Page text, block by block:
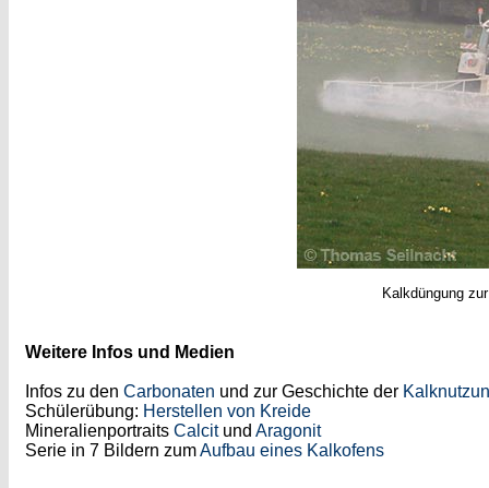
Kalkdüngung
Weitere Infos und Medien
Infos zu den Carbonaten und zur Geschichte der
Schülerübung: Herstellen von Kreide
Mineralienportraits Calcitund Aragonit
Serie in 7 Bildern zumAufbau eines Kalkofens